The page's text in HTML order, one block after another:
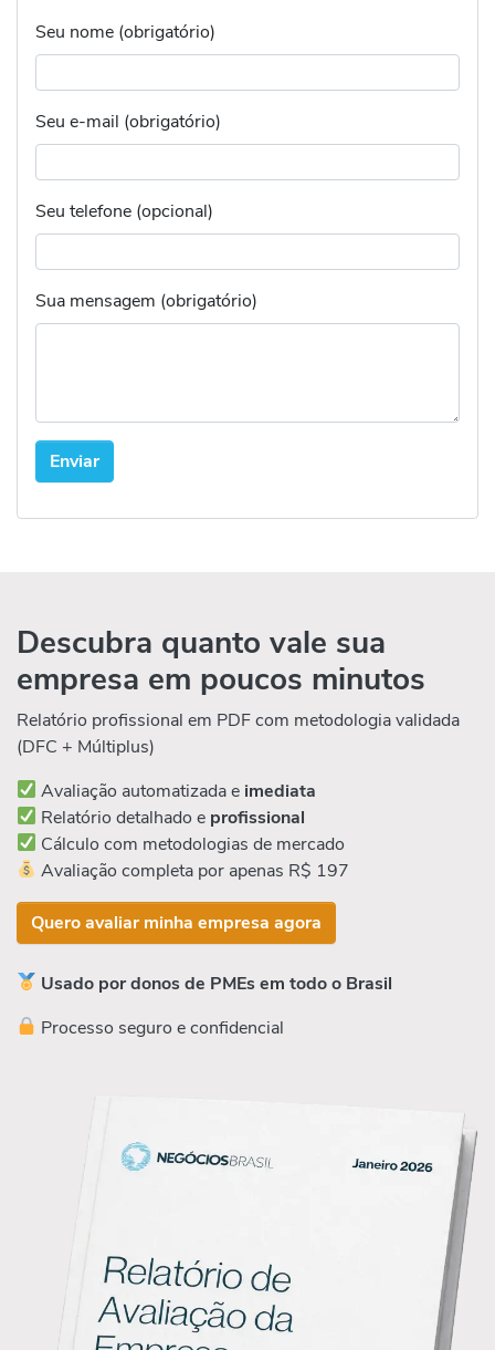
Seu nome (obrigatório)
Seu e-mail (obrigatório)
Seu telefone (opcional)
Sua mensagem (obrigatório)
Descubra quanto vale sua
empresa em poucos minutos
Relatório profissional em PDF com metodologia validada
(DFC + Múltiplus)
Avaliação automatizada e imediata
Relatório detalhado e profissional
Cálculo com metodologias de mercado
Avaliação completa por apenas R$ 197
Quero avaliar minha empresa agora
Usado por donos de PMEs em todo o Brasil
Processo seguro e confidencial